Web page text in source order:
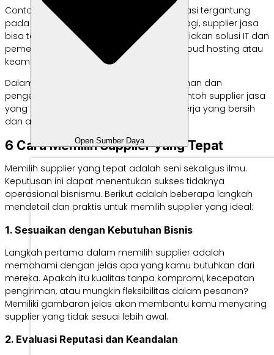
Open Sumber Daya
Contoh supplier jasa bisa sangat bervariasi tergantung
pada sektor industri. Dalam sektor teknologi, supplier jasa
bisa termasuk perusahaan yang menyediakan solusi IT dan
pemeliharaan sistem, seperti penyedia cloud hosting atau
keamanan siber.
Dalam konteks bisnis harian, jasa kebersihan dan
pengelolaan fasilitas juga merupakan contoh supplier jasa
yang krusial untuk menjaga lingkungan kerja yang bersih
dan aman.
6 Cara Memilih Supplier yang Tepat
Memilih supplier yang tepat adalah seni sekaligus ilmu.
Keputusan ini dapat menentukan sukses tidaknya
operasional bisnismu. Berikut adalah beberapa langkah
mendetail dan praktis untuk memilih supplier yang ideal:
1. Sesuaikan dengan Kebutuhan Bisnis
Langkah pertama dalam memilih supplier adalah
memahami dengan jelas apa yang kamu butuhkan dari
mereka. Apakah itu kualitas tanpa kompromi, kecepatan
pengiriman, atau mungkin fleksibilitas dalam pesanan?
Memiliki gambaran jelas akan membantu kamu menyaring
supplier yang tidak sesuai lebih awal.
2. Evaluasi Reputasi dan Keandalan